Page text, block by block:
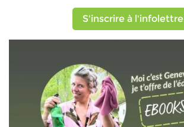
S'inscrire à l'infolettre